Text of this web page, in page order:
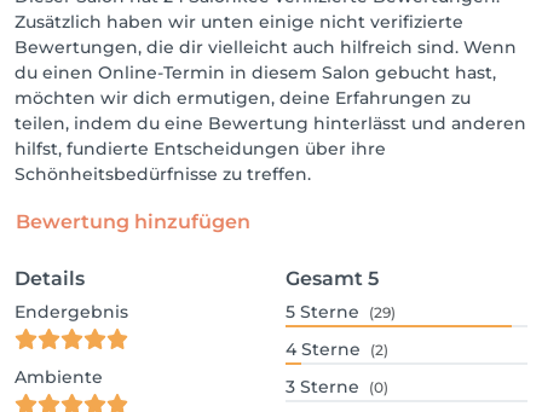
Zusätzlich haben wir unten einige nicht verifizierte
Bewertungen, die dir vielleicht auch hilfreich sind. Wenn
du einen Online-Termin in diesem Salon gebucht hast,
möchten wir dich ermutigen, deine Erfahrungen zu
teilen, indem du eine Bewertung hinterlässt und anderen
hilfst, fundierte Entscheidungen über ihre
Schönheitsbedürfnisse zu treffen.
Bewertung hinzufügen
Details
Endergebnis
Ambiente
Gesamt 5
5 Sterne (29)
4 Sterne (2)
3 Sterne (0)